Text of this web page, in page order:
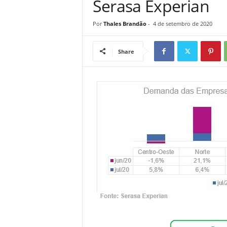
Serasa Experian
Por Thales Brandão- 4 de setembro de 2020
Share